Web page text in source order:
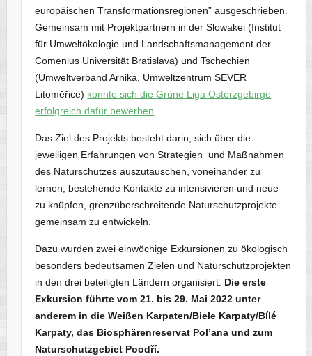
europäischen Transformationsregionen” ausgeschrieben.
Gemeinsam mit Projektpartnern in der Slowakei (Institut
für Umweltökologie und Landschaftsmanagement der
Comenius Universität Bratislava) und Tschechien
(Umweltverband Arnika, Umweltzentrum SEVER
Litoměřice) konnte sich die Grüne Liga Osterzgebirge
erfolgreich dafür bewerben
Das Ziel des Projekts besteht darin, sich über die
jeweiligen Erfahrungen von Strategien und Maßnahmen
des Naturschutzes auszutauschen, voneinander zu
lernen, bestehende Kontakte zu intensivieren und neue
zu knüpfen, grenzüberschreitende Naturschutzprojekte
gemeinsam zu entwickeln.
Dazu wurden zwei einwöchige Exkursionen zu ökologisch
besonders bedeutsamen Zielen und Naturschutzprojekten
in den drei beteiligten Ländern organisiert. Die erste
Exkursion führte vom 21. bis 29. Mai 2022 unter
anderem in die Weißen Karpaten/Biele Karpaty/Bílé
Karpaty, das Biosphärenreservat Pol’ana und zum
Naturschutzgebiet Poodří.